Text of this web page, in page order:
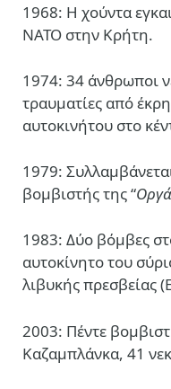
1968: Η χούντα
ΝΑΤΟ στην Κρήτη.
1974: 34 άνθρωποι
τραυματίες από
αυτοκινήτου στο
1979:
βομβιστής της “
1983: Δύο βόμβες
αυτοκίνητο του
λιβυκής πρεσβείας
2003: Πέντε
Καζαμπλάνκα, 41